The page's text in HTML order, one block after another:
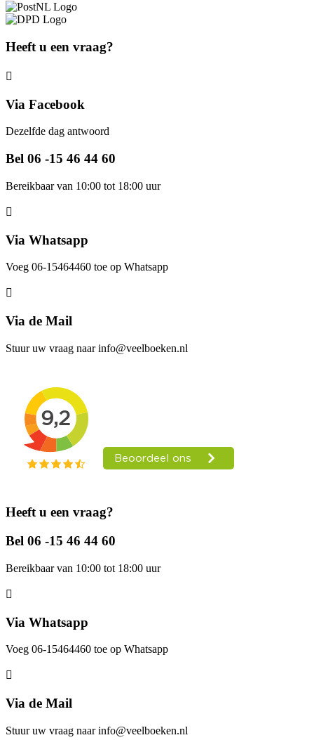
Heeft u een vraag?
Via Facebook
Dezelfde dag antwoord
Bel 06 -15 46 44 60
Bereikbaar van 10:00 tot 18:00 uur
Via Whatsapp
Voeg 06-15464460 toe op Whatsapp
Via de Mail
Stuur uw vraag naar info@veelboeken.nl
Heeft u een vraag?
Bel 06 -15 46 44 60
Bereikbaar van 10:00 tot 18:00 uur
Via Whatsapp
Voeg 06-15464460 toe op Whatsapp
Via de Mail
Stuur uw vraag naar info@veelboeken.nl